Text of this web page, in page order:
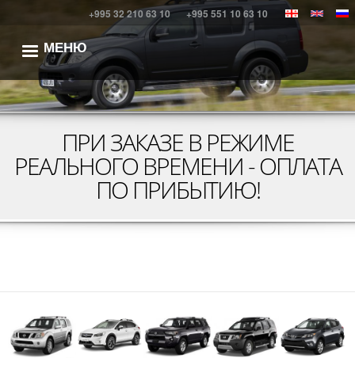
Перейти
к
основному
содержанию
+995 32 210 63 10 +995 551 10 63 10
Responsive menu mobile icon
МЕНЮ
ПРИ ЗАКАЗЕ В РЕЖИМЕ
РЕАЛЬНОГО ВРЕМЕНИ - ОПЛАТА
ПО ПРИБЫТИЮ!